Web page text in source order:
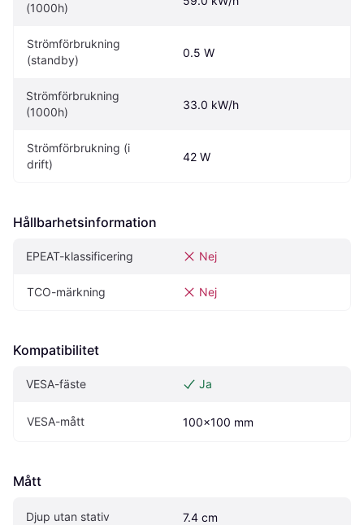
(1000h)
Strömförbrukning
(standby)
0.5 W
Strömförbrukning
(1000h)
33.0 kW/h
Strömförbrukning (i
drift)
42 W
Hållbarhetsinformation
EPEAT-klassificering Nej
TCO-märkning Nej
Kompatibilitet
VESA-fäste Ja
VESA-mått 100x100 mm
Mått
Djup utan stativ 7.4 cm